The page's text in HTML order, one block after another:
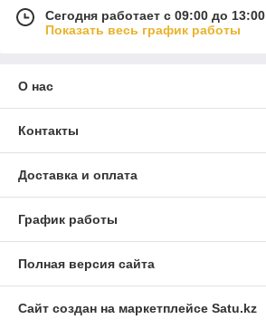
Сегодня работает с 09:00 до 13:00
Показать весь график работы
О нас
Контакты
Доставка и оплата
График работы
Полная версия сайта
Сайт создан на маркетплейсе Satu.kz